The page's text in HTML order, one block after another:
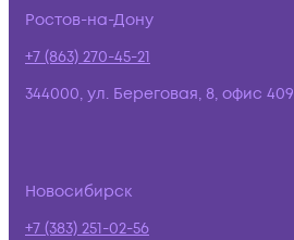
Ростов-на-Дону
+7 (863) 270-45-21
344000, ул. Береговая, 8, офис 409
Новосибирск
+7 (383) 251-02-56